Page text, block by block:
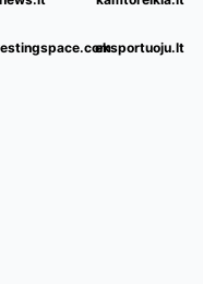
eksportuoju.lt